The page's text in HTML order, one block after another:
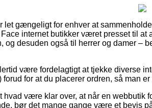
let gængeligt for enhver at
internet butikker været presset til at
og desuden også til herrer og damer –
være fordelagtigt at tjekke diverse
forud for at du placerer ordren, så man
hvad være klar over, at når en webbutik
bør det mange gange være et bevis